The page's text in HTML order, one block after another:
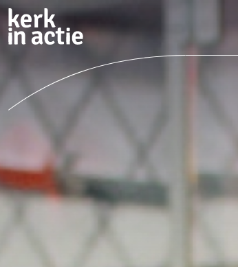
Doorgaan
naar
hoofdinhoud